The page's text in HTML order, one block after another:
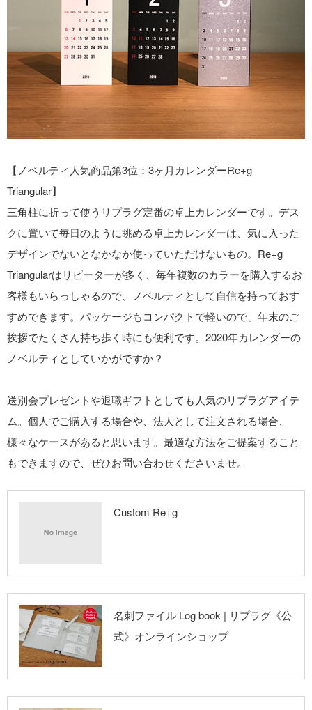
【ノベルティ人気商品第3位：3ヶ月カレンダーRe+g
Triangular】
三角柱に折って使うリプラグ定番の卓上カレンダーです。デス
クに置いて毎日のように眺める卓上カレンダーは、気に入った
デザインでないとなかなか使っていただけないもの。Re+g
Triangularはリピーターが多く、毎年複数のカラーを購入するお
客様もいらっしゃるので、ノベルティとして自信を持っておす
すめできます。パッケージもコンパクトで軽いので、年末のご
挨拶でたくさん持ち歩く時にも便利です。2020年カレンダーの
ノベルティとしていかがですか？
送別会プレゼントや退職ギフトとしても人気のリプラグアイテ
ム。個人でご購入する場合や、法人として注文される場合、
様々なケースがあると思います。最適な方法をご提案すること
もできますので、ぜひお問い合わせくださいませ。
Custom Re+g
リプラグ《公式》
オンラインショッ
プ
名刺ファイル Log book | リプラグ《公
式》オンラインショップ